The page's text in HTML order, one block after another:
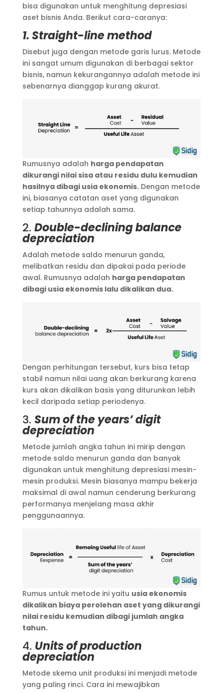
bisa digunakan untuk menghitung depresiasi
aset bisnis Anda. Berikut cara-caranya:
1. Straight-line method
Disebut juga dengan metode garis lurus. Metode
ini sangat umum digunakan di berbagai sektor
bisnis, namun kekurangannya adalah metode ini
sebenarnya dianggap kurang akurat.
Rumusnya adalah harga pendapatan
dikurangi nilai sisa atau residu dulu kemudian
hasilnya dibagi usia ekonomis.Dengan metode
ini, biasanya catatan aset yang digunakan
setiap tahunnya adalah sama.
2. Double-declining balance
depreciation
Adalah metode saldo menurun ganda,
melibatkan residu dan dipakai pada periode
awal. Rumusnya adalah harga pendapatan
dibagi usia ekonomis lalu dikalikan dua.
Dengan perhitungan tersebut, kurs bisa tetap
stabil namun nilai uang akan berkurang karena
kurs akan dikalikan basis yang diturunkan lebih
kecil daripada setiap periodenya.
3. Sum of the years’ digit
depreciation
Metode jumlah angka tahun ini mirip dengan
metode saldo menurun ganda dan banyak
digunakan untuk menghitung depresiasi mesin-
mesin produksi. Mesin biasanya mampu bekerja
maksimal di awal namun cenderung berkurang
performanya menjelang masa akhir
penggunaannya.
Rumus untuk metode ini yaitu usia ekonomis
dikalikan biaya perolehan aset yang dikurangi
nilai residu kemudian dibagi jumlah angka
tahun.
4. Units of production
depreciation
Metode skema unit produksi ini menjadi metode
yang paling rinci. Cara ini mewajibkan